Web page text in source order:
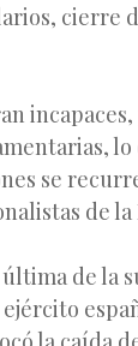
cierre
lo
se
de
de la